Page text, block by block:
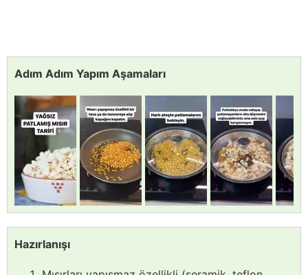
Adım Adım Yapım Aşamaları
Hazırlanışı